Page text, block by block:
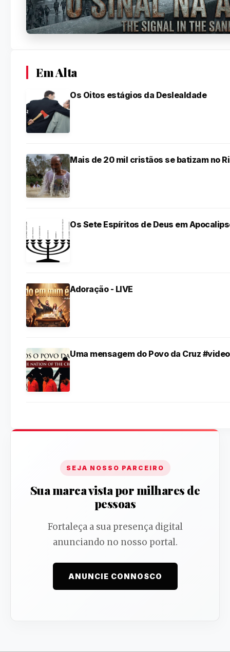
Em Alta
Os Oitos estágios da Deslealdade
Mais de 20 mil cristãos se batizam no
Os Sete Espíritos de Deus em
Adoração - LIVE
Uma mensagem do Povo da Cruz #video
SEJA NOSSO PARCEIRO
Sua marca vista por milhares de
pessoas
Fortaleça a sua presença digital
anunciando no nosso portal.
ANUNCIE CONNOSCO